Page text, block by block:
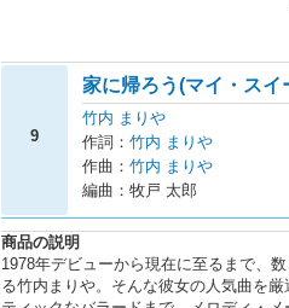
9
家に帰ろう(マイ・スイ
竹内 まりや
作詞： 竹内 まりや
作曲： 竹内 まりや
編曲：牧戸 太郎
商品の説明
1978年デビューから現在に至るまで、
る竹内まりや。そんな彼女の人気曲を